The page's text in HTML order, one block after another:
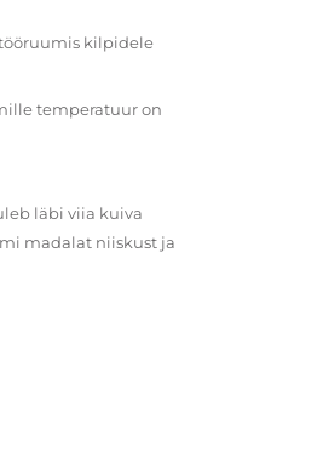
kilpidele
temperatuur on
läbi viia kuiva
madalat niiskust ja